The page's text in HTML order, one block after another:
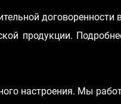
продукции.
настроения. Мы